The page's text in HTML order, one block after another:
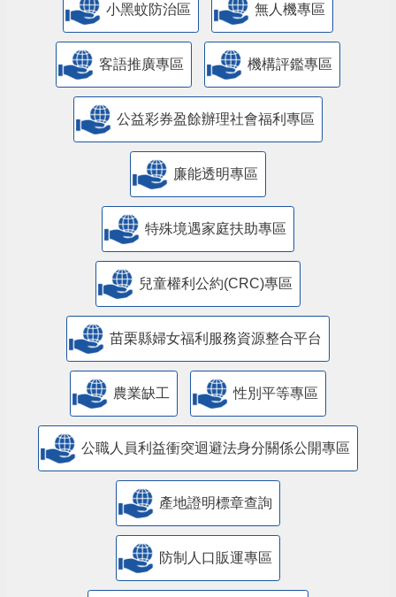
小黑蚊防治區 無人機專區
客語推廣專區 機構評鑑專區
公益彩券盈餘辦理社會福利專區
廉能透明專區
特殊境遇家庭扶助專區
兒童權利公約(CRC)專區
苗栗縣婦女福利服務資源整合平台
農業缺工 性別平等專區
公職人員利益衝突迴避法身分關係公開專區
產地證明標章查詢
防制人口販運專區